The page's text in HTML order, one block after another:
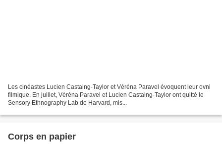
Les cinéastes Lucien Castaing-Taylor et Véréna Paravel évoquent leur ovni
filmique. En juillet, Véréna Paravel et Lucien Castaing-Taylor ont quitté le
Sensory Ethnography Lab de Harvard, mis...
Corps en papier